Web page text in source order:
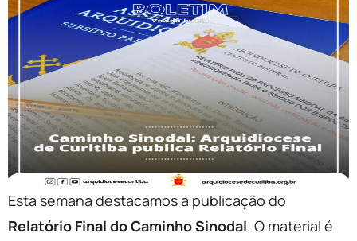
Esta semana destacamos a publicação do
Relatório Final do Caminho Sinodal. O material é